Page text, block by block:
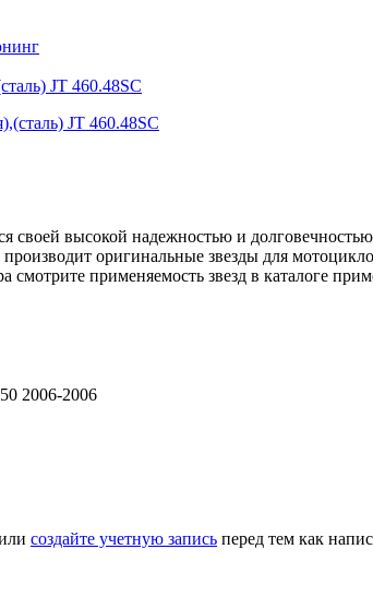
JT 460.48SC
своей высокой надежностью и
оригинальные звезды для
смотрите применяемость звезд в каталоге
2006-2006
создайте учетную запись перед тем как